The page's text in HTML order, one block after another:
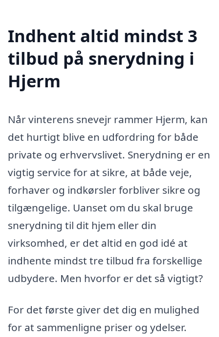
Indhent altid mindst 3
tilbud på snerydning i
Hjerm
Når vinterens snevejr rammer Hjerm, kan
det hurtigt blive en udfordring for både
private og erhvervslivet. Snerydning er en
vigtig service for at sikre, at både veje,
forhaver og indkørsler forbliver sikre og
tilgængelige. Uanset om du skal bruge
snerydning til dit hjem eller din
virksomhed, er det altid en god idé at
indhente mindst tre tilbud fra forskellige
udbydere. Men hvorfor er det så vigtigt?
For det første giver det dig en mulighed
for at sammenligne priser og ydelser.